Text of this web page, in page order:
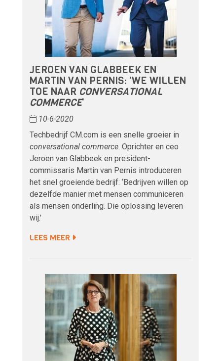
JEROEN VAN GLABBEEK EN
MARTIN VAN PERNIS: 'WE WILLEN
TOE NAAR CONVERSATIONAL
COMMERCE'
10-6-2020
Techbedrijf CM.com is een snelle groeier in
conversational commerce. Oprichter en ceo
Jeroen van Glabbeek en president-
commissaris Martin van Pernis introduceren
het snel groeiende bedrijf: ‘Bedrijven willen op
dezelfde manier met mensen communiceren
als mensen onderling. Die oplossing leveren
wij.’
LEES MEER